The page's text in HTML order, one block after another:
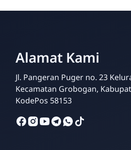
Alamat Kami
Jl. Pangeran Puger no. 23
Kecamatan Grobogan,
KodePos 58153